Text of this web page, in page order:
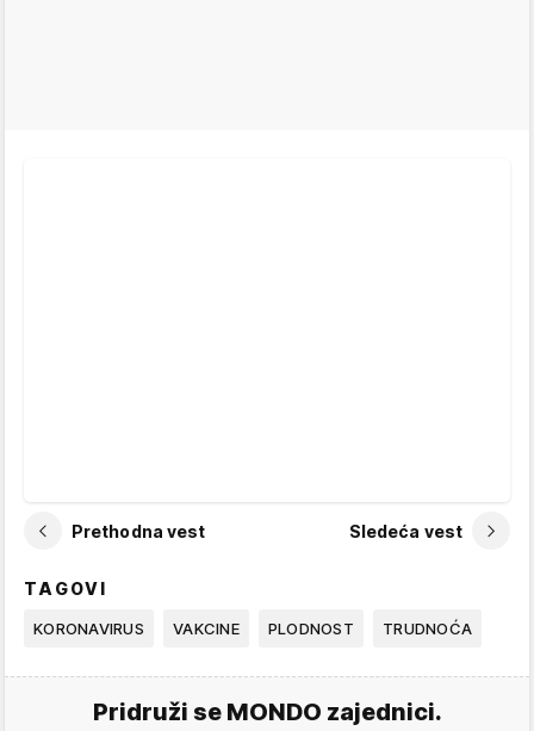
Prethodna vest Sledeća vest
TAGOVI
KORONAVIRUS VAKCINE PLODNOST TRUDNOĆA
Pridruži se MONDO zajednici.